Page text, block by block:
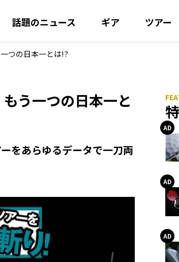
話題のニュース ギア ツアー
つの日本一とは!?
う一つの日本一と
をあらゆるデータで一刀両